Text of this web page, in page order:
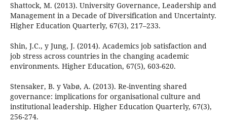
Shattock, M. (2013). University Governance, Leadership and
Management in a Decade of Diversification and Uncertainty.
Higher Education Quarterly, 67(3), 217–233.
Shin, J.C., y Jung, J. (2014). Academics job satisfaction and
job stress across countries in the changing academic
environments. Higher Education, 67(5), 603-620.
Stensaker, B. y Vabø, A. (2013). Re-inventing shared
governance: implications for organisational culture and
institutional leadership. Higher Education Quarterly, 67(3),
256-274.